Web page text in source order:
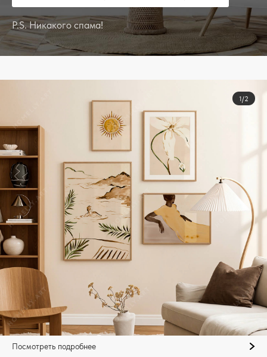
P.S. Никакого спама!
1/2
Посмотреть подробнее